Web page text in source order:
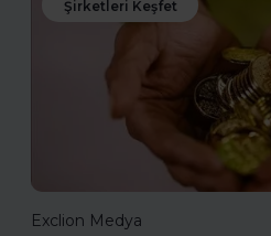
Şirketleri Keşfet
Exclion Medya